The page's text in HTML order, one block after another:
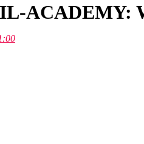
ACADEMY: